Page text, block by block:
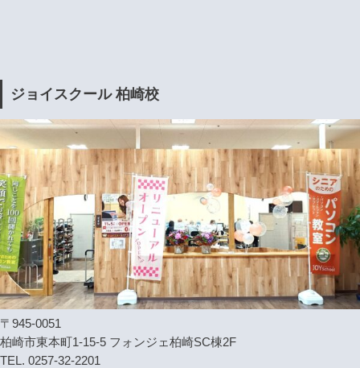
ジョイスクール 柏崎校
〒945-0051
柏崎市東本町1-15-5 フォンジェ柏崎SC棟2F
TEL. 0257-32-2201